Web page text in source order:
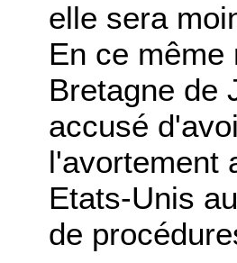
elle sera
En ce
Bretagne de
accusé
l'avortement
Etats-Unis
de